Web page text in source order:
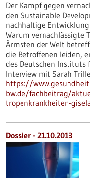
Der Kampf gegen
den Sustainable
nachhaltige
Warum vernachlässigte
Ärmsten der Welt
die Betroffenen leiden,
des Deutschen Instituts
Interview mit Sarah
https://
bw.de/fachbeitrag/
tropenkrankheiten-
Dossier - 21.10.2013